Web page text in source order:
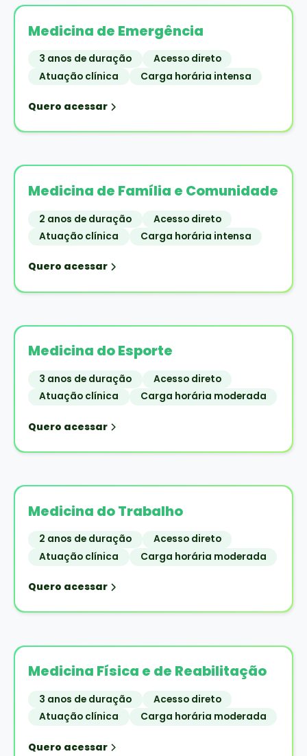
Medicina de Emergência
3 anos de duração
Acesso direto
Atuação clínica
Carga horária intensa
Quero acessar
Medicina de Família e Comunidade
2 anos de duração
Acesso direto
Atuação clínica
Carga horária intensa
Quero acessar
Medicina do Esporte
3 anos de duração
Acesso direto
Atuação clínica
Carga horária moderada
Quero acessar
Medicina do Trabalho
2 anos de duração
Acesso direto
Atuação clínica
Carga horária moderada
Quero acessar
Medicina Física e de Reabilitação
3 anos de duração
Acesso direto
Atuação clínica
Carga horária moderada
Quero acessar